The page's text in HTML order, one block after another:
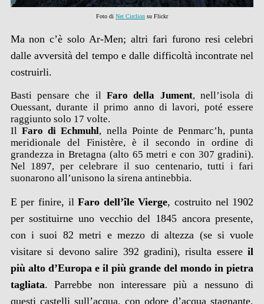
Foto di Net Circlion su Flickr
Ma non c’è solo Ar-Men; altri fari furono resi celebri
dalle avversità del tempo e dalle difficoltà incontrate nel
costruirli.
Basti pensare che il Faro della Jument, nell’isola di
Ouessant, durante il primo anno di lavori, poté essere
raggiunto solo 17 volte.
Il Faro di Echmuhl, nella Pointe de Penmarc’h, punta
meridionale del Finistère, è il secondo in ordine di
grandezza in Bretagna (alto 65 metri e con 307 gradini).
Nel 1897, per celebrare il suo centenario, tutti i fari
suonarono all’unisono la sirena antinebbia.
E per finire, ilFaro dell’île Vierge, costruito nel 1902
per sostituirne uno vecchio del 1845 ancora presente,
con i suoi 82 metri e mezzo di altezza (se si vuole
visitare si devono salire 392 gradini), risulta essereil
più alto d’Europa e il più grande del mondo in pietra
tagliata. Parrebbe non interessare più a nessuno di
questi castelli sull’acqua, con odore d’acqua stagnante,